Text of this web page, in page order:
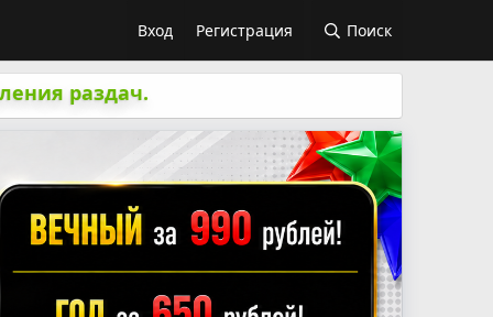
Вход Регистрация Поиск
раздач.